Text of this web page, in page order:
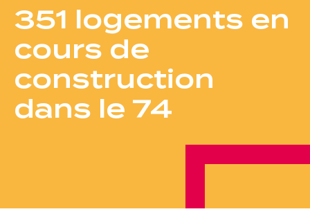
Je cherche un logement
J’ai moins de 30 ans
Je suis salarié
J’ai plus de 65 ans
351 logements en
cours de
construction
dans le 74